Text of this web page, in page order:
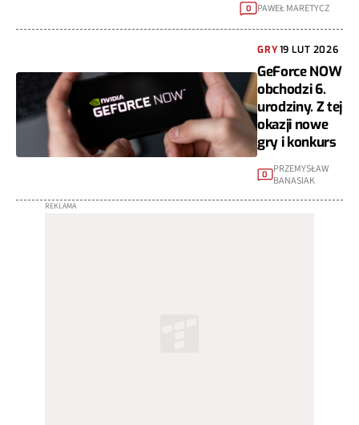
0 PAWEŁ MARETYCZ
GRY19 LUT 2026
GeForce NOW
obchodzi 6.
urodziny. Z tej
okazji nowe
gry i konkurs
0
PRZEMYSŁAW
BANASIAK